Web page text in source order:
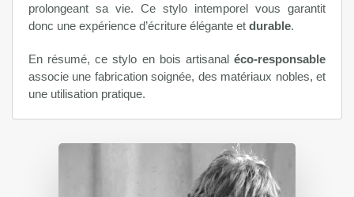
prolongeant sa vie. Ce stylo intemporel vous garantit
donc une expérience d’écriture élégante et durable.
En résumé, ce stylo en bois artisanal éco-responsable
associe une fabrication soignée, des matériaux nobles, et
une utilisation pratique.